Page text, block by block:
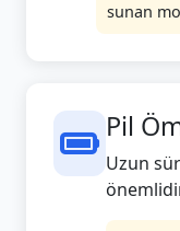
sunan
Pil
Uzun